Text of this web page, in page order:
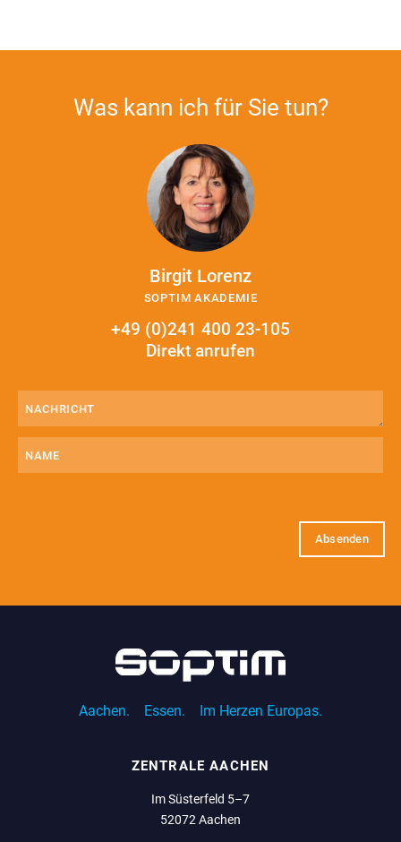
Was kann ich für Sie tun?
Birgit Lorenz
SOPTIM AKADEMIE
+49 (0)241 400 23-105
Direkt anrufen
Aachen. Essen. Im Herzen Europas.
ZENTRALE AACHEN
Im Süsterfeld 5–7
52072 Aachen